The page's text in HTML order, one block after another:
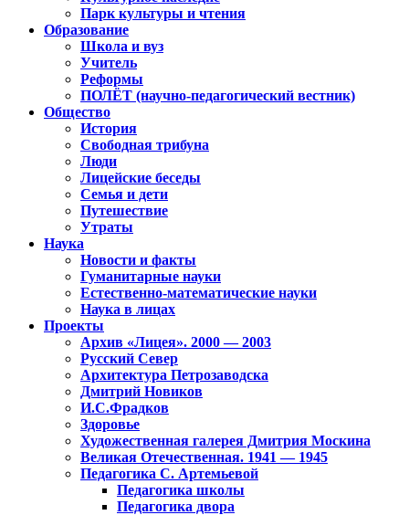
Парк культуры и чтения
Образование
Школа и вуз
Учитель
Реформы
ПОЛЁТ (научно-педагогический вестник)
Общество
История
Свободная трибуна
Люди
Лицейские беседы
Семья и дети
Путешествие
Утраты
Наука
Новости и факты
Гуманитарные науки
Естественно-математические науки
Наука в лицах
Проекты
Архив «Лицея». 2000 — 2003
Русский Север
Архитектура Петрозаводска
Дмитрий Новиков
И.С.Фрадков
Здоровье
Художественная галерея Дмитрия Москина
Великая Отечественная. 1941 — 1945
Педагогика С. Артемьевой
Педагогика школы
Педагогика двора